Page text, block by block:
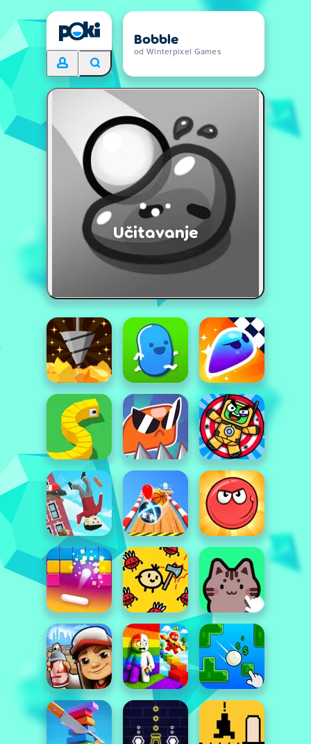
Bobble
od Winterpixel Games
Učitavanje